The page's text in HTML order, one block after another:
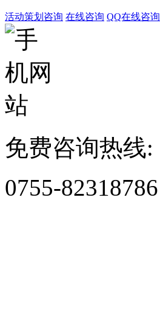
活动策划咨询 在线咨询 QQ在线咨询
免费咨询热线:
0755-82318786